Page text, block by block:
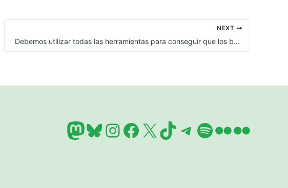
NEXT
Debemos utilizar todas las herramientas para conseguir que los bancos asuman responsabilidades en la estafa hipotecaria
Mastodon
Bluesky
Instagram
Facebook
X TikTok
Telegram
Spotify
FlickrFlickr